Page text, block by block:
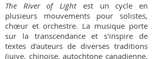
The River of Lightest un cycle en
plusieurs mouvements pour solistes,
chœur et orchestre. La musique porte
sur la transcendance et s'inspire de
textes d'auteurs de diverses traditions
(juive, chinoise, autochtone canadienne,